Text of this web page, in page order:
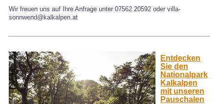
Wir freuen uns auf Ihre Anfrage unter 07562 20592 oder villa-
sonnwend@kalkalpen.at
Entdecken
Sie den
Nationalpark
Kalkalpen
mit unseren
Pauschalen